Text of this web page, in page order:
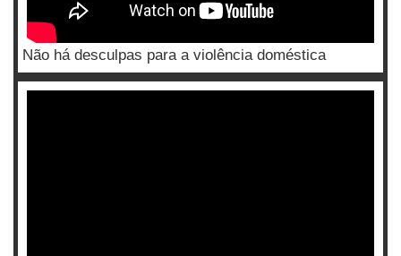
Não há desculpas para a violência doméstica